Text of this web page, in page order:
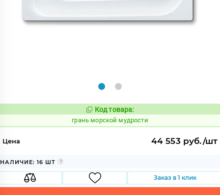
Код:
320055
Код товара:
грань морской мудрости
Цена 44 553 руб./шт
НАЛИЧИЕ: 16 ШТ
Заказ в 1 клик